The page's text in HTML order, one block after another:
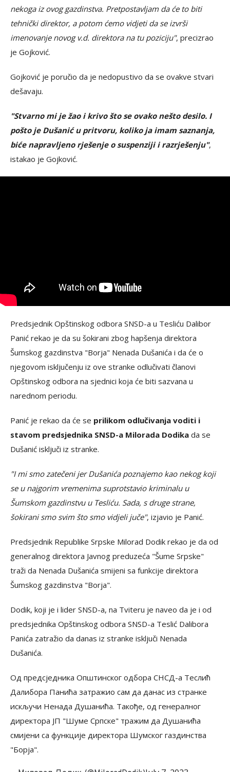
nekoga iz ovog gazdinstva. Pretpostavljam da će to biti
tehnički direktor, a potom ćemo vidjeti da se izvrši
imenovanje novog v.d. direktora na tu poziciju", precizrao
je Gojković.
Gojković je poručio da je nedopustivo da se ovakve stvari
dešavaju.
"Stvarno mi je žao i krivo što se ovako nešto desilo. I
pošto je Dušanić u pritvoru, koliko ja imam saznanja,
biće napravljeno rješenje o suspenziji i razrješenju",
istakao je Gojković.
Predsjednik Opštinskog odbora SNSD-a u Tesliću Dalibor
Panić rekao je da su šokirani zbog hapšenja direktora
Šumskog gazdinstva "Borja" Nenada Dušanića i da će o
njegovom isključenju iz ove stranke odlučivati članovi
Opštinskog odbora na sjednici koja će biti sazvana u
narednom periodu.
Panić je rekao da će se prilikom odlučivanja voditi i
stavom predsjednika SNSD-a Milorada Dodika da se
Dušanić isključi iz stranke.
"I mi smo zatečeni jer Dušanića poznajemo kao nekog koji
se u najgorim vremenima suprotstavio kriminalu u
Šumskom gazdinstvu u Tesliću. Sada, s druge strane,
šokirani smo svim što smo vidjeli juče", izjavio je Panić.
Predsjednik Republike Srpske Milorad Dodik rekao je da od
generalnog direktora Javnog preduzeća "Šume Srpske"
traži da Nenada Dušanića smijeni sa funkcije direktora
Šumskog gazdinstva "Borja".
Dodik, koji je i lider SNSD-a, na Tviteru je naveo da je i od
predsjednika Opštinskog odbora SNSD-a Teslić Dalibora
Panića zatražio da danas iz stranke isključi Nenada
Dušanića.
Од предсједника Општинског одбора СНСД-а Теслић
Далибора Панића затражио сам да данас из странке
искључи Ненада Душанића. Такође, од генералног
директора ЈП "Шуме Српске" тражим да Душанића
смијени са функције директора Шумског газдинства
"Борја".